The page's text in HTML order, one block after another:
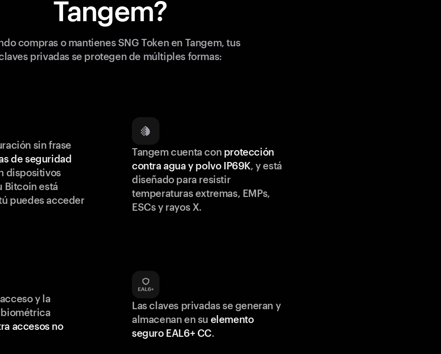
Tangem?
compras o mantienes SNG Token en Tangem, tus
privadas se protegen de múltiples formas:
sin frase
de seguridad
dispositivos
Bitcoin está
puedes acceder
Tangem cuenta con protección
contra agua y polvo IP69K, y está
diseñado para resistir
temperaturas extremas, EMPs,
ESCs y rayos X.
y la
accesos no
Las claves privadas se generan y
almacenan en su elemento
seguro EAL6+ CC.